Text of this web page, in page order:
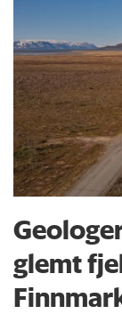
glemt